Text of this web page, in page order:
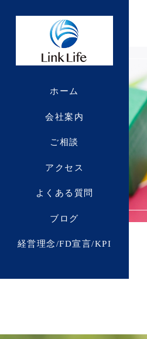
ホーム
会社案内
ご相談
アクセス
よくある質問
ブログ
経営理念/FD宣言/KPI